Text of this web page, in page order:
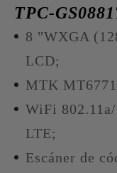
TPC-
8 "WXGA
LCD;
MTK
WiFi
LTE;
Escáner de